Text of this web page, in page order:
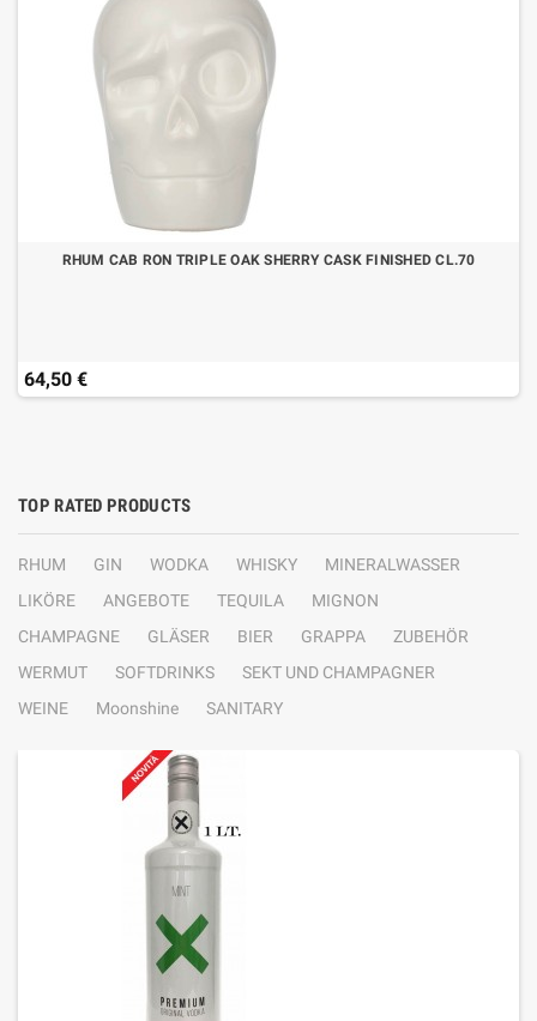
RHUM CAB RON TRIPLE OAK SHERRY CASK FINISHED CL.70
64,50 €
TOP RATED PRODUCTS
RHUM GIN WODKA WHISKY
MINERALWASSER
LIKÖRE
ANGEBOTE TEQUILA
MIGNON
CHAMPAGNE
GLÄSER BIER GRAPPA
ZUBEHÖR
WERMUT
SOFTDRINKS
SEKT UND CHAMPAGNER
WEINE
Moonshine SANITARY